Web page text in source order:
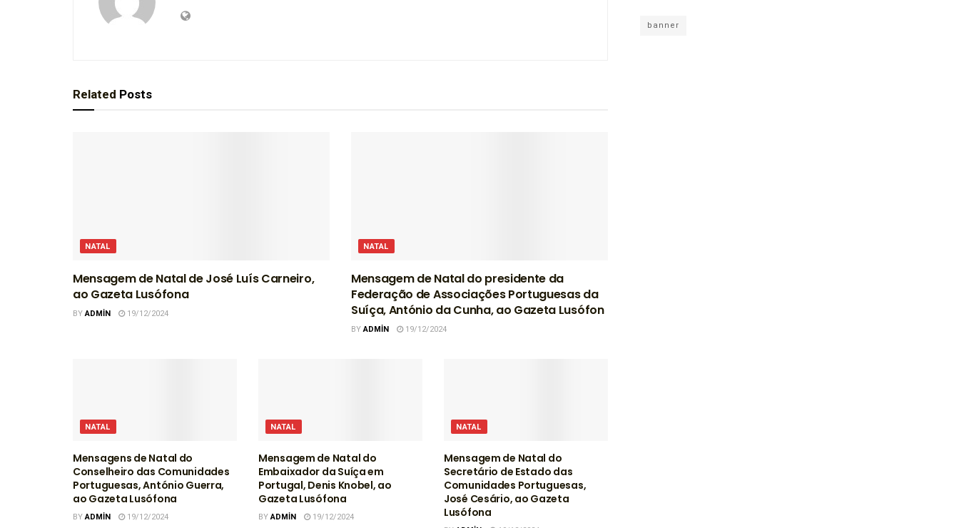
Related Posts
NATAL
Mensagem de Natal de José Luís Carneiro,
ao Gazeta Lusófona
BYADMIN 19/12/2024
NATAL
Mensagem de Natal do presidente da
Federação de Associações Portuguesas da
Suíça, António da Cunha, ao Gazeta Lusófon
BYADMIN 19/12/2024
NATAL
Mensagens de Natal do
Conselheiro das Comunidades
Portuguesas, António Guerra,
ao Gazeta Lusófona
BYADMIN 19/12/2024
NATAL
Mensagem de Natal do
Embaixador da Suíça em
Portugal, Denis Knobel, ao
Gazeta Lusófona
BYADMIN 19/12/2024
NATAL
Mensagem de Natal do
Secretário de Estado das
Comunidades Portuguesas,
José Cesário, ao Gazeta
Lusófona
banner